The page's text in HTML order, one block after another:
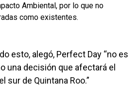
Ambiental, por lo que no
como existentes.
esto, alegó, Perfect Day “no es
una decisión que afectará el
sur de Quintana Roo.”